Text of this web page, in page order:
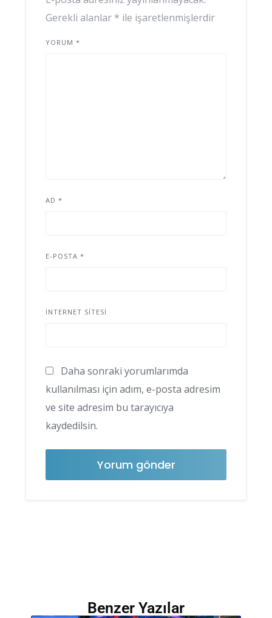
Gerekli alanlar * ile işaretlenmişlerdir
YORUM *
AD *
E-POSTA *
İNTERNET SITESI
Daha sonraki yorumlarımda
kullanılması için adım, e-posta adresim
ve site adresim bu tarayıcıya
kaydedilsin.
Benzer Yazılar